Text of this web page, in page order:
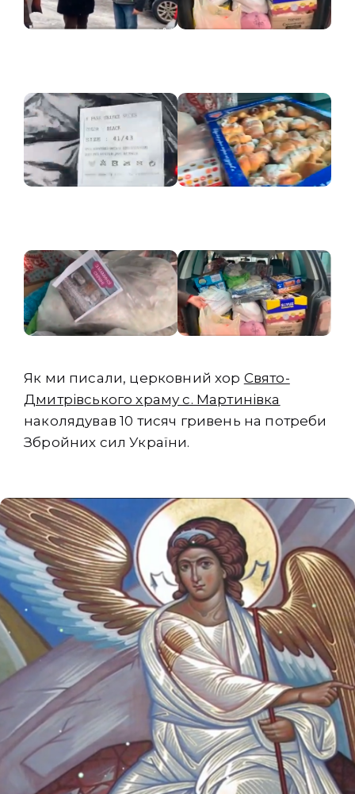
Як ми писали, церковний хор Свято-
Дмитрівського храму с. Мартинівка
наколядував 10 тисяч гривень на потреби
Збройних сил України.